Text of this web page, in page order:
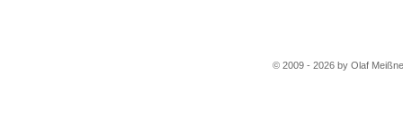
© 2009 - 2026 by Olaf